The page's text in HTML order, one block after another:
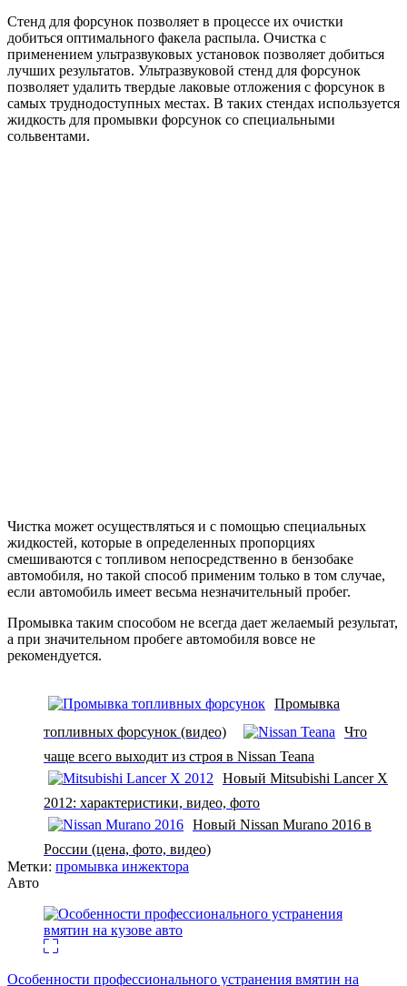
Стенд для форсунок позволяет в процессе их очистки
добиться оптимального факела распыла. Очистка с
применением ультразвуковых установок позволяет добиться
лучших результатов. Ультразвуковой стенд для форсунок
позволяет удалить твердые лаковые отложения с форсунок в
самых труднодоступных местах. В таких стендах используется
жидкость для промывки форсунок со специальными
сольвентами.
Чистка может осуществляться и с помощью специальных
жидкостей, которые в определенных пропорциях
смешиваются с топливом непосредственно в бензобаке
автомобиля, но такой способ применим только в том случае,
если автомобиль имеет весьма незначительный пробег.
Промывка таким способом не всегда дает желаемый результат,
а при значительном пробеге автомобиля вовсе не
рекомендуется.
Промывка
топливных форсунок (видео)
Что
чаще всего выходит из строя в Nissan Teana
Новый Mitsubishi Lancer X
2012: характеристики, видео, фото
Новый Nissan Murano 2016 в
России (цена, фото, видео)
Метки: промывка инжектора
Авто
Особенности профессионального устранения вмятин на